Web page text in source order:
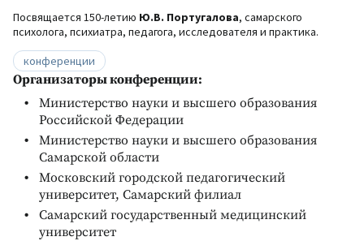
Посвящается 150-летию Ю.В. Португалова, самарского
психолога, психиатра, педагога, исследователя и практика.
конференции
Организаторы конференции:
Министерство науки и высшего образования
Российской Федерации
Министерство науки и высшего образования
Самарской области
Московский городской педагогический
университет, Самарский филиал
Самарский государственный медицинский
университет